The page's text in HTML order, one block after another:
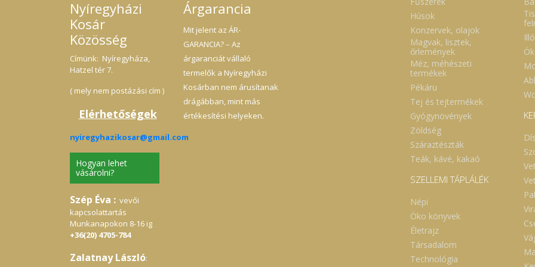
antibiotikus hatású
és az
gyulladáscsökkentő anyag.
echinacea javítja a
általános egészségi
káros mellékhatások
fokozza ellenálló
emellett baktérium- és
hatású. Idült és gyakran
fertőzések (pl.: légúti,
középfülgyulladás), gombás
allergiás
megbetegedések,
gyulladások
kiválóan alkalmas.
hely: Magyarország.
hűvös helyen tartandó!
Nyíregyházi
Kosár
Közösség
Címünk: Nyíregyháza,
Hatzel tér 7.
( mely nem postázási cím )
Elérhetőségek
nyiregyhazikosar@gmail.com
Hogyan lehet
vásárolni?
Szép Éva : vevői
kapcsolattartás
Munkanapokon 8-16 ig
+36(20) 4705-784
Zalatnay László:
Árgarancia
Mit jelent az ÁR-
GARANCIA? – Az
árgaranciát vállaló
termelők a Nyíregyházi
Kosárban nem árusítanak
drágábban, mint más
értékesítési helyeken.
Húsok
Konzervek, olajok
Magvak, lisztek,
őrlemények
Méz, méhészeti
termékek
Pékáru
Tej és tejtermékek
Gyógynövények
Zöldség
Száraztészták
Teák, kávé, kakaó
SZELLEMI TÁPLÁLÉK
Népi
Öko könyvek
Életrajz
Társadalom
Technológia